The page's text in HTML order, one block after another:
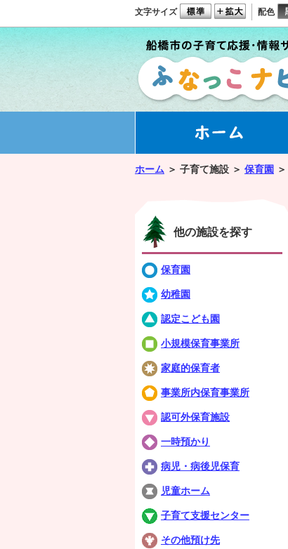
文字サイズ 配色
ホーム ＞ 子育て施設 ＞ 保育園 ＞
他の施設を探す
保育園
幼稚園
認定こども園
小規模保育事業所
家庭的保育者
事業所内保育事業所
認可外保育施設
一時預かり
病児・病後児保育
児童ホーム
子育て支援センター
その他預け先